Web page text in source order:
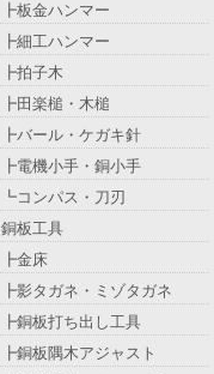
┣板金ハンマー
┣細工ハンマー
┣拍子木
┣田楽槌・木槌
┣バール・ケガキ針
┣電機小手・銅小手
┗コンパス・刀刃
銅板工具
┣金床
┣影タガネ・ミゾタガネ
┣銅板打ち出し工具
┣銅板隅木アジャスト